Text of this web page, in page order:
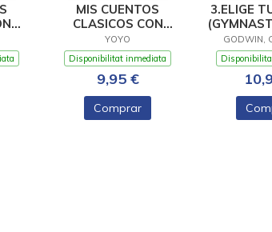
MIS CUENTOS
CLASICOS CON
TEXTURAS.
CENICIENTA
YOYO
Disponibilitat inmediata
9,95 €
Comprar
3.ELIGE
GODWIN,